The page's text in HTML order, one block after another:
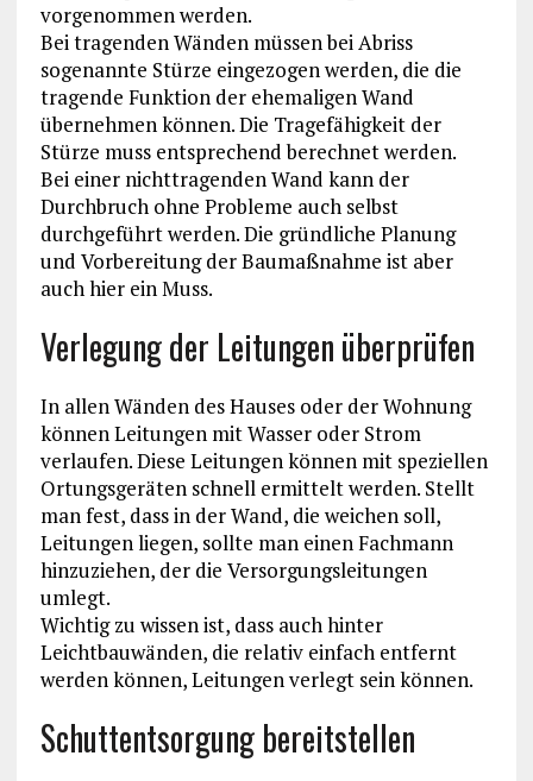
vorgenommen werden.
Bei tragenden Wänden müssen bei Abriss
sogenannte Stürze eingezogen werden, die die
tragende Funktion der ehemaligen Wand
übernehmen können. Die Tragefähigkeit der
Stürze muss entsprechend berechnet werden.
Bei einer nichttragenden Wand kann der
Durchbruch ohne Probleme auch selbst
durchgeführt werden. Die gründliche Planung
und Vorbereitung der Baumaßnahme ist aber
auch hier ein Muss.
Verlegung der Leitungen überprüfen
In allen Wänden des Hauses oder der Wohnung
können Leitungen mit Wasser oder Strom
verlaufen. Diese Leitungen können mit speziellen
Ortungsgeräten schnell ermittelt werden. Stellt
man fest, dass in der Wand, die weichen soll,
Leitungen liegen, sollte man einen Fachmann
hinzuziehen, der die Versorgungsleitungen
umlegt.
Wichtig zu wissen ist, dass auch hinter
Leichtbauwänden, die relativ einfach entfernt
werden können, Leitungen verlegt sein können.
Schuttentsorgung bereitstellen